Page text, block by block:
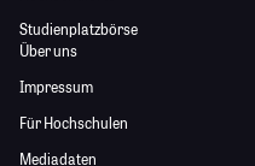
Studienplatzbörse
Über uns
Impressum
Für Hochschulen
Mediadaten